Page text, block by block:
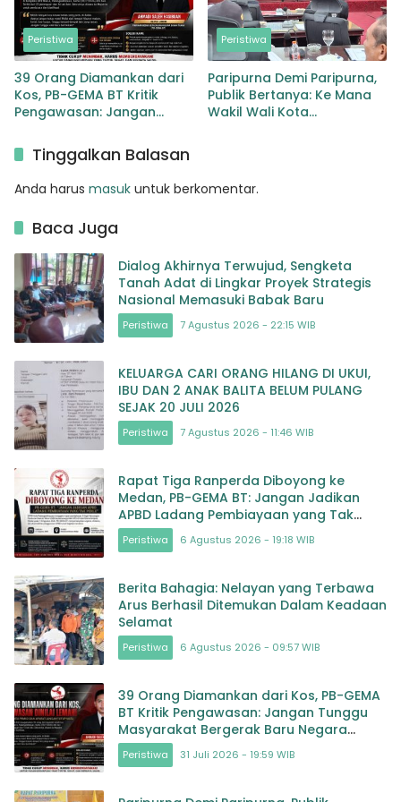
Peristiwa
39 Orang Diamankan dari
Kos, PB-GEMA BT Kritik
Pengawasan: Jangan
Bergerak Baru Negara
Bertindak
Peristiwa
Paripurna Demi Paripurna,
Publik Bertanya: Ke Mana
Wakil Wali Kota
Tinggalkan Balasan
Anda harus masuk untuk berkomentar.
Baca Juga
Dialog Akhirnya Terwujud, Sengketa
Tanah Adat di Lingkar Proyek Strategis
Nasional Memasuki Babak Baru
Peristiwa 7 Agustus 2026 - 22:15 WIB
KELUARGA CARI ORANG HILANG DI UKUI,
IBU DAN 2 ANAK BALITA BELUM PULANG
SEJAK 20 JULI 2026
Peristiwa 7 Agustus 2026 - 11:46 WIB
Rapat Tiga Ranperda Diboyong ke
Medan, PB-GEMA BT: Jangan Jadikan
APBD Ladang Pembiayaan yang Tak
Perlu
Peristiwa 6 Agustus 2026 - 19:18 WIB
Berita Bahagia: Nelayan yang Terbawa
Arus Berhasil Ditemukan Dalam Keadaan
Selamat
Peristiwa 6 Agustus 2026 - 09:57 WIB
39 Orang Diamankan dari Kos, PB-GEMA
BT Kritik Pengawasan: Jangan Tunggu
Masyarakat Bergerak Baru Negara
Bertindak
Peristiwa 31 Juli 2026 - 19:59 WIB